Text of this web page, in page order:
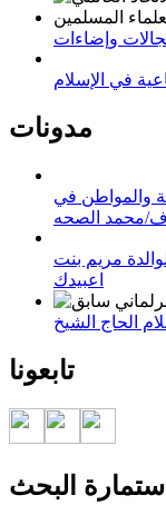
وإضاءات
مدونات
والمواطن في
محمد الصحه
مريم بنت
اعبيدك
الحاج الشيخ
تابعونا
استمارة البحث